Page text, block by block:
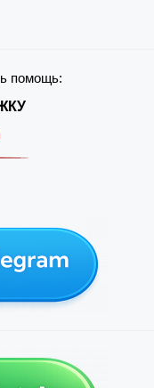
помощь: